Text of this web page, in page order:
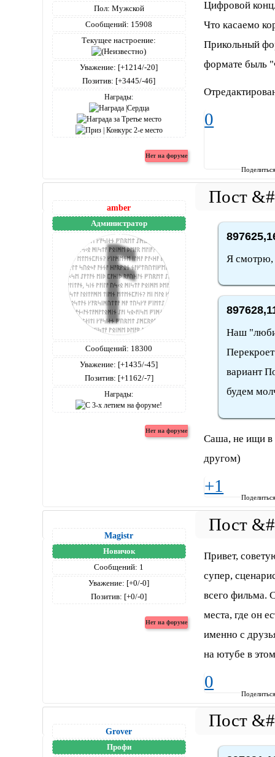
Пол: Мужской
Сообщений: 15908
Текущее настроение:
Уважение: [+1214/-20]
Позитив: [+3445/-46]
Награды:
Цифровой
Что касаемо
Прикольный
формате быль
0
amber
Администратор
Сообщений: 18300
Уважение: [+1435/-45]
Позитив: [+1162/-7]
Награды:
Я смотрю,
Наш
вариант
будем
Саша, не ищи в
другом)
+1
Magistr
Новичок
Сообщений: 1
Уважение: [+0/-0]
Позитив: [+0/-0]
Привет,
супер,
всего фильма.
места, где он
именно с
на ютубе в
0
Grover
Профи